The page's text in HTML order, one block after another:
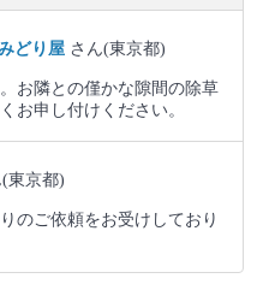
どり屋 さん(東京都)
お隣との僅かな隙間の除草
お申し付けください。
(東京都)
のご依頼をお受けしており